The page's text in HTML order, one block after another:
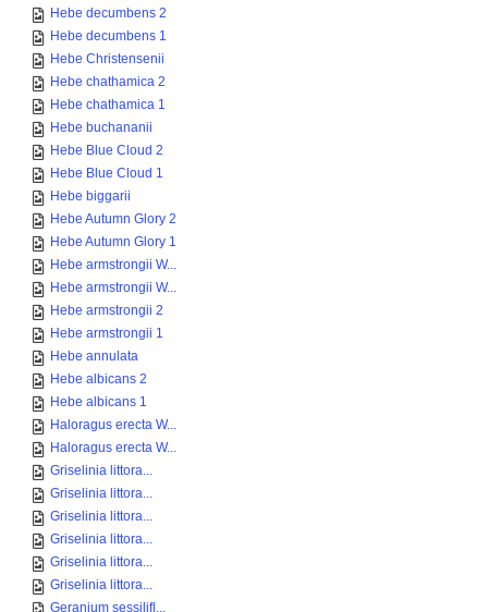
Hebe decumbens 2
Hebe decumbens 1
Hebe Christensenii
Hebe chathamica 2
Hebe chathamica 1
Hebe buchananii
Hebe Blue Cloud 2
Hebe Blue Cloud 1
Hebe biggarii
Hebe Autumn Glory 2
Hebe Autumn Glory 1
Hebe armstrongii W...
Hebe armstrongii W...
Hebe armstrongii 2
Hebe armstrongii 1
Hebe annulata
Hebe albicans 2
Hebe albicans 1
Haloragus erecta W...
Haloragus erecta W...
Griselinia littora...
Griselinia littora...
Griselinia littora...
Griselinia littora...
Griselinia littora...
Griselinia littora...
Geranium sessilifl...